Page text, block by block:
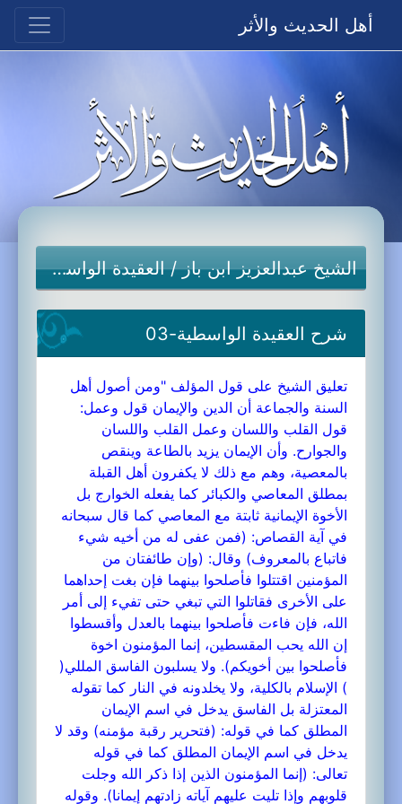
أهل الحديث والأثر
الشيخ عبدالعزيز ابن باز/العقيدة الواسطية
شرح العقيدة الواسطية-03
تعليق الشيخ على قول المؤلف "ومن أصول أهل
السنة والجماعة أن الدين والإيمان قول وعمل:
قول القلب واللسان وعمل القلب واللسان
والجوارح. وأن الإيمان يزيد بالطاعة وينقص
بالمعصية، وهم مع ذلك لا يكفرون أهل القبلة
بمطلق المعاصي والكبائر كما يفعله الخوارج بل
الأخوة الإيمانية ثابتة مع المعاصي كما قال سبحانه
في آية القصاص: (فمن عفى له من أخيه شيء
فاتباع بالمعروف) وقال: (وإن طائفتان من
المؤمنين اقتتلوا فأصلحوا بينهما فإن بغت إحداهما
على الأخرى فقاتلوا التي تبغي حتى تفيء إلى أمر
الله، فإن فاءت فأصلحوا بينهما بالعدل وأقسطوا
إن الله يحب المقسطين، إنما المؤمنون اخوة
فأصلحوا بين أخويكم). ولا يسلبون الفاسق المللي(
) الإسلام بالكلية، ولا يخلدونه في النار كما تقوله
المعتزلة بل الفاسق يدخل في اسم الإيمان
المطلق كما في قوله: (فتحرير رقبة مؤمنه) وقد لا
يدخل في اسم الإيمان المطلق كما في قوله
تعالى: (إنما المؤمنون الذين إذا ذكر الله وجلت
قلوبهم وإذا تليت عليهم آياته زادتهم إيمانا). وقوله